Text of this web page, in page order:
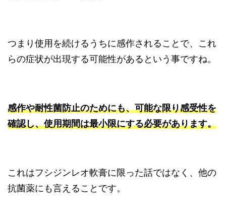
つまり使用を続けるうちに感作されることで、これ
らの症状が出現する可能性があるという事ですね。
感作や耐性菌防止のためにも、可能な限り感受性を
確認し、使用期間は最小限にする必要があります。
これはフシジンレオ軟膏に限った話ではなく、他の
抗菌薬にも言えることです。